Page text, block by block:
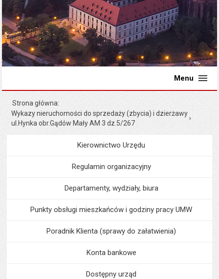
Menu
Strona główna
Wykazy nieruchomości do sprzedaży (zbycia) i dzierżawy
ul.Hynka obr.Gądów Mały AM 3 dz.5/267
MenuUrząd Miejski
Kierownictwo Urzędu
Regulamin organizacyjny
Departamenty, wydziały, biura
Punkty obsługi mieszkańców i godziny pracy UMW
Poradnik Klienta (sprawy do załatwienia)
Konta bankowe
Dostępny urząd